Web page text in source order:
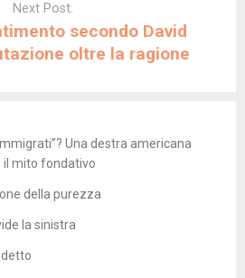
Next Post:
secondo David
oltre la ragione
Una destra americana
il mito fondativo
della purezza
la sinistra
detto